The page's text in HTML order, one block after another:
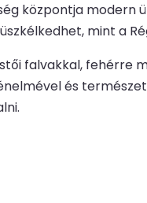
központja
mint a
falvakkal, fehérre
és